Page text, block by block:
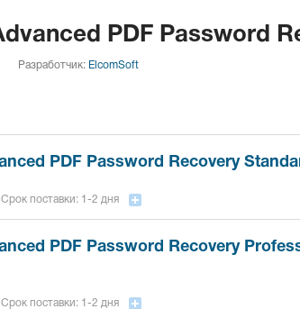
PDF Password
Разработчик: ElcomSoft
PDF Password Recovery
Срок поставки: 1-2 дня
PDF Password Recovery
Срок поставки: 1-2 дня